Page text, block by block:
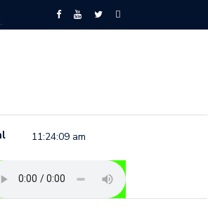
previo a la conmemoración del 8 de marzo
11:24:09 am